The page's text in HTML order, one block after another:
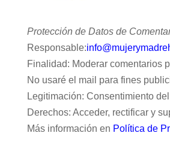
Protección de Datos de
Responsable:
Finalidad: Moderar comentarios
No usaré el mail para fines
Legitimación: Consentimiento
Derechos: Acceder, rectificar y
Más información en Política de